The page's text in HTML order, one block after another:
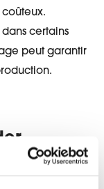
certains
peut garantir